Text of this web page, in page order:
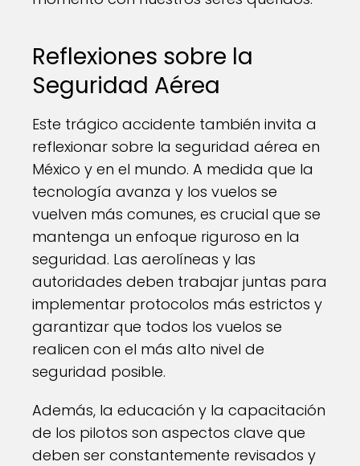
Reflexiones sobre la
Seguridad Aérea
Este trágico accidente también invita a
reflexionar sobre la seguridad aérea en
México y en el mundo. A medida que la
tecnología avanza y los vuelos se
vuelven más comunes, es crucial que se
mantenga un enfoque riguroso en la
seguridad. Las aerolíneas y las
autoridades deben trabajar juntas para
implementar protocolos más estrictos y
garantizar que todos los vuelos se
realicen con el más alto nivel de
seguridad posible.
Además, la educación y la capacitación
de los pilotos son aspectos clave que
deben ser constantemente revisados y